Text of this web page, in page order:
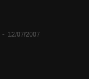
- 12/07/2007